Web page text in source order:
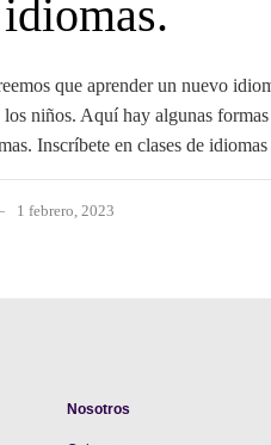
que aprender un nuevo
niños. Aquí hay algunas
Inscríbete en clases de
1 febrero, 2023
Nosotros